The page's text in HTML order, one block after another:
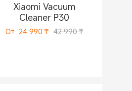
Xiaomi Vacuum
Cleaner P30
От 24 990 ₸ 42 990 ₸